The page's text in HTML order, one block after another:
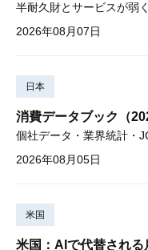
2026年08月07日
日本
消費データブック（
2026年08月05日
米国
米国：AIで代替され